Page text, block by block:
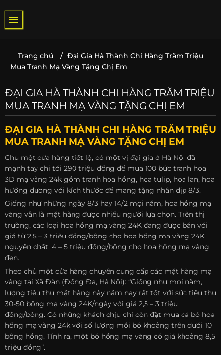
qua
nội
Trang chủ / Đại Gia Hà Thành Chi Hàng Trăm Triệu
Mua Tranh Mạ Vàng Tặng Chị Em
ĐẠI GIA HÀ THÀNH CHI HÀNG TRĂM TRIỆU
MUA TRANH MẠ VÀNG TẶNG CHỊ EM
ĐẠI GIA HÀ THÀNH CHI HÀNG TRĂM TRIỆU
MUA TRANH MẠ VÀNG TẶNG CHỊ EM
Chủ một cửa hàng tiết lộ, có một vị đại gia ở Hà Nội đã
mạnh tay chi tới 290 triệu đồng để mua 100 bức tranh hoa
3D mạ vàng 24k gồm tranh hoa hồng, hoa tulip, hoa lan, hoa
hướng dương với kích thước để mang tặng nhân dịp 8/3.
Giống như những ngày 8/3 hay 14/2 mọi năm, hoa hồng mạ
vàng vẫn là mặt hàng được nhiều người lựa chọn. Trên thị
trường, các loại hoa hồng mạ vàng 24K đang được bán với
giá từ 2,5 – 3 triệu đồng/bông cho hoa hồng mạ vàng 24K
nguyên chất, 4 – 5 triệu đồng/bông cho hoa hồng mạ vàng
đen.
Theo chủ một cửa hàng chuyên cung cấp các mặt hàng mạ
vàng tại Xã Đàn (Đống Đa, Hà Nội): “Giống như mọi năm,
lượng tiêu thụ mặt hàng này năm nay rất tốt với sức tiêu thụ
30-50 bông mạ vàng 24K/ngày với giá 2,5 – 3 triệu
đồng/bông. Có những khách chịu chi còn đặt mua cả bó hoa
hồng mạ vàng 24k với số lượng mỗi bó khoảng trên dưới 10
bông hồng. Tính ra, một bó hồng mạ vàng có giá khoảng 8,5
triệu đồng”.